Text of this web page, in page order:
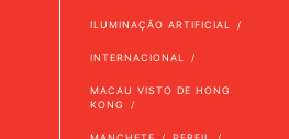
ILUMINAÇÃO ARTIFICIAL
INTERNACIONAL
MACAU VISTO DE HONG
KONG